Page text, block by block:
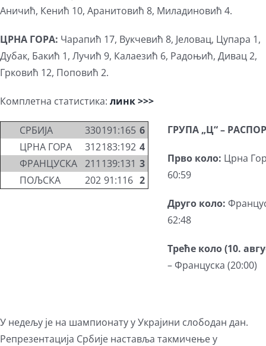
Аничић, Кенић 10, Аранитовић 8, Миладиновић 4.
ЦРНА ГОРА: Чарапић 17, Вукчевић 8, Јеловац, Цупара 1,
Дубак, Бакић 1, Лучић 9, Калаезић 6, Радоњић, Дивац 2,
Грковић 12, Поповић 2.
Комплетна статистика: линк >>>
СРБИЈА 330191:165 6
ЦРНА ГОРА
312183:192 4
ФРАНЦУСКА 211 139:131 3
ПОЉСКА
202 91:116 2
ГРУПА „Ц“ –
Прво коло: Црна
60:59
Друго коло:
62:48
Треће коло (10.
– Француска (20:00)
У недељу је на шампионату у Украјини слободан дан.
Репрезентација Србије наставља такмичење у